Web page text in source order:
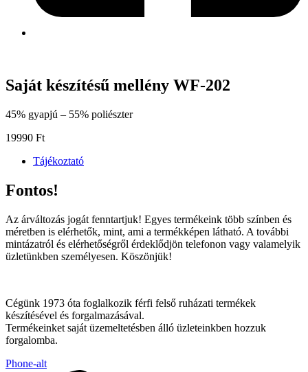
Saját készítésű mellény WF-202
45% gyapjú – 55% poliészter
19990 Ft
Tájékoztató
Fontos!
Az árváltozás jogát fenntartjuk! Egyes termékeink több színben és
méretben is elérhetők, mint, ami a termékképen látható. A további
mintázatról és elérhetőségről érdeklődjön telefonon vagy valamelyik
üzletünkben személyesen. Köszönjük!
Cégünk 1973 óta foglalkozik férfi felső ruházati termékek
készítésével és forgalmazásával.
Termékeinket saját üzemeltetésben álló üzleteinkben hozzuk
forgalomba.
Phone-alt